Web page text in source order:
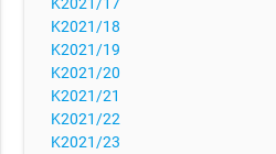
K2021/18
K2021/19
K2021/20
K2021/21
K2021/22
K2021/23